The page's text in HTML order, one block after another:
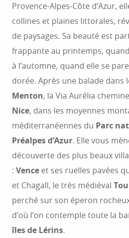
Provence-Alpes-Côte d’Azur,
collines et plaines littorales,
de paysages. Sa beauté est
frappante au printemps,
à l’automne, quand elle se
dorée. Après une balade dans
Menton, la Via Aurélia
Nice, dans les moyennes
méditerranéennes du Parc
Préalpes d’Azur. Elle vous
découverte des plus beaux
: Vence et ses ruelles pavées
et Chagall, le très médiéval
perché sur son éperon
d’où l’on contemple toute la
îles de Lérins.